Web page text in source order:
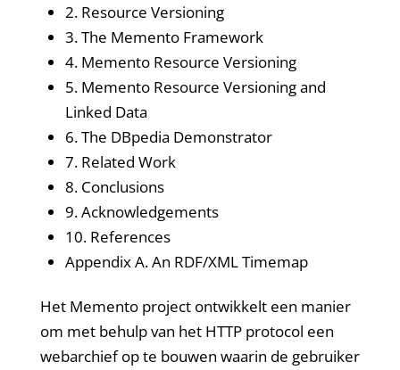
2. Resource Versioning
3. The Memento Framework
4. Memento Resource Versioning
5. Memento Resource Versioning and
Linked Data
6. The DBpedia Demonstrator
7. Related Work
8. Conclusions
9. Acknowledgements
10. References
Appendix A. An RDF/XML Timemap
Het Memento project ontwikkelt een manier
om met behulp van het HTTP protocol een
webarchief op te bouwen waarin de gebruiker